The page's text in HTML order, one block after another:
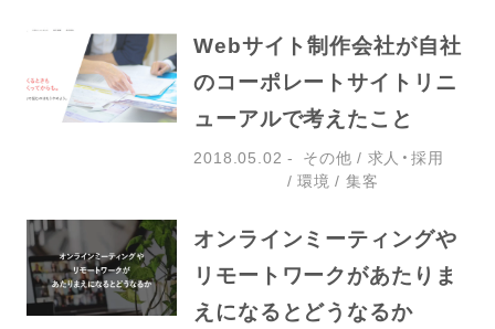
Webサイト制作会社が自社
のコーポレートサイトリニ
ューアルで考えたこと
2018.05.02 その他
求人・採用
環境
集客
オンラインミーティングや
リモートワークがあたりま
えになるとどうなるか